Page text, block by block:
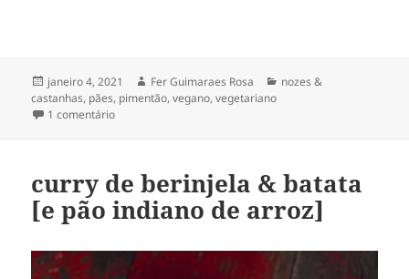
Publicado
em
janeiro 4, 2021 Autor
Fer Guimaraes Rosa Categorias
nozes &
castanhas, pães, pimentão,vegano,vegetariano
1 comentárioem roti [pãozinho indiano] & muhammara [pasta de
curry de berinjela & batata
[e pão indiano de arroz]